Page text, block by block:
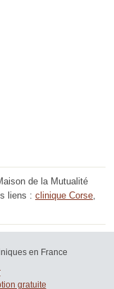
de la Mutualité
liens : clinique Corse
en France
gratuite